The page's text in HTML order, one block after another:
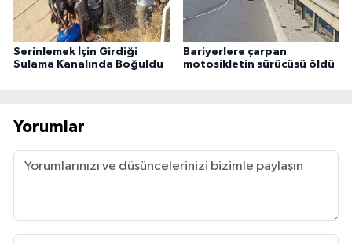
Serinlemek İçin Girdiği
Sulama Kanalında Boğuldu
Bariyerlere çarpan
motosikletin sürücüsü öldü
Yorumlar